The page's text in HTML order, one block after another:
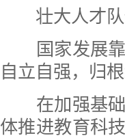
壮大人才
国家发展靠
自立自强，归
在加强基础
体推进教育科